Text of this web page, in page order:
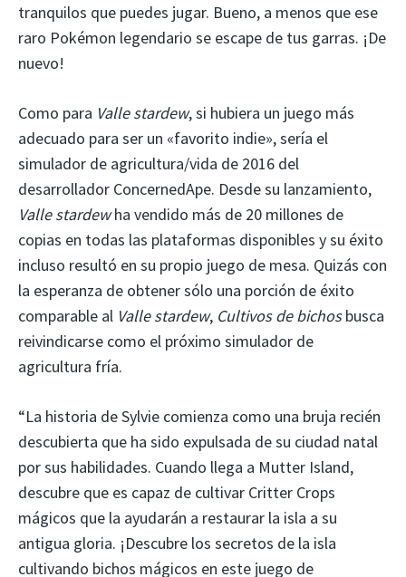
tranquilos que puedes jugar. Bueno, a menos que ese
raro Pokémon legendario se escape de tus garras. ¡De
nuevo!
Como para Valle stardew, si hubiera un juego más
adecuado para ser un «favorito indie», sería el
simulador de agricultura/vida de 2016 del
desarrollador ConcernedApe. Desde su lanzamiento,
Valle stardewha vendido más de 20 millones de
copias en todas las plataformas disponibles y su éxito
incluso resultó en su propio juego de mesa. Quizás con
la esperanza de obtener sólo una porción de éxito
comparable al Valle stardew, Cultivos de bichosbusca
reivindicarse como el próximo simulador de
agricultura fría.
“La historia de Sylvie comienza como una bruja recién
descubierta que ha sido expulsada de su ciudad natal
por sus habilidades. Cuando llega a Mutter Island,
descubre que es capaz de cultivar Critter Crops
mágicos que la ayudarán a restaurar la isla a su
antigua gloria. ¡Descubre los secretos de la isla
cultivando bichos mágicos en este juego de